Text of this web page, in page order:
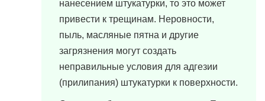
нанесением штукатурки, то это может
привести к трещинам. Неровности,
пыль, масляные пятна и другие
загрязнения могут создать
неправильные условия для адгезии
(прилипания) штукатурки к поверхности.